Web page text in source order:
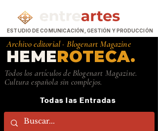
ESTUDIO DE COMUNICACIÓN, GESTIÓN Y PRODUCCIÓN
Archivo editorial · Blogenart Magazine
HEMEROTECA.
Todos los artículos de Blogenart Magazine.
Cultura española sin complejos.
Todas las Entradas